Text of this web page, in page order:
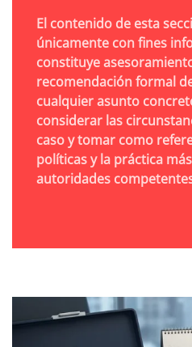
El contenido de esta
únicamente con fines
constituye
recomendación formal
cualquier asunto
considerar las
caso y tomar como
políticas y la práctica
autoridades